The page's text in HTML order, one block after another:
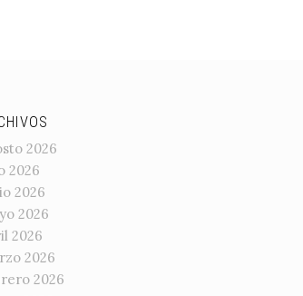
2026
2026
2026
2026
2026
2026
2026